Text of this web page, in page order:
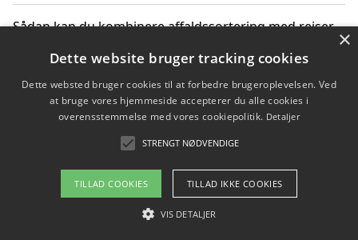
Sådan kan du kombinere affaldssortering med rejser
Hvordan affaldssortering kan bidrage til co2 reduktion
Om / kontakt
Blog Betingelser
×
Dette website bruger tracking cookies
Dette websted bruger cookies til at forbedre brugeroplevelsen. Ved
at bruge vores hjemmeside accepterer du alle cookies i
overensstemmelse med vores cookiepolitik. Detaljer
STRENGT NØDVENDIGE
TILLAD COOKIES TILLAD IKKE COOKIES
VIS DETALJER